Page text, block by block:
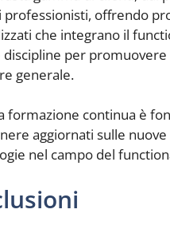
professionisti, offrendo
che integrano il
discipline per promuovere
generale.
formazione continua è
aggiornati sulle
nel campo del